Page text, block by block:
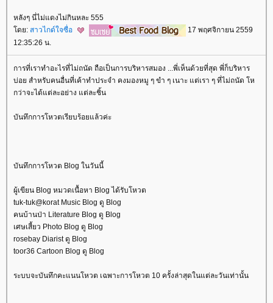
หลังๆ นี่ไม่แดงไม่กินหละ 555
ดย: สาวไกด์ใจซื่อ
17 พฤศจิกายน 2559
12:35:26 น.
การที่เราทำอะไรที่ไม่ถนัด ถือเป็นการบริหารสมอง ...พี่เห็นด้วยที่สุด พี่ก็บริหาร
บ่อย สำหรับคนอื่นที่เค้าทำประจำ คงมองหมู ๆ ขำ ๆ เนาะ แต่เรา ๆ ที่ไม่ถนัด โห
กว่าจะได้แต่ละอย่าง แต่ละชิ้น
บันทึกการโหวตเรียบร้อยแล้วค่ะ
บันทึกการโหวต Blog ในวันนี้
ผู้เขียน Blog หมวดเนื้อหา Blog ได้รับโหวต
tuk-tuk@korat Music Blog ดู Blog
คนบ้านป่า Literature Blog ดู Blog
เศษเสี้ยว Photo Blog ดู Blog
rosebay Diarist ดู Blog
toor36 Cartoon Blog ดู Blog
ระบบจะบันทึกคะแนนโหวต เฉพาะการโหวต 10 ครั้งล่าสุดในแต่ละวันเท่านั้น